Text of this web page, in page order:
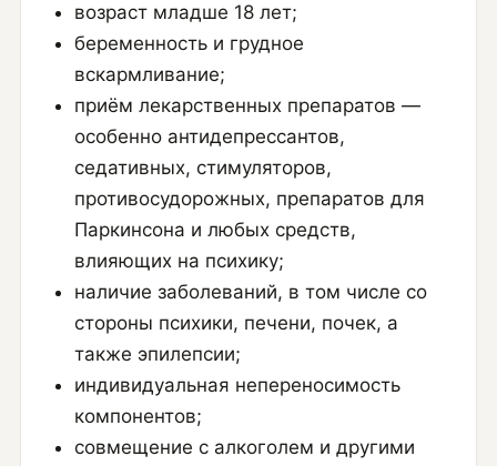
возраст младше 18 лет;
беременность и грудное
вскармливание;
приём лекарственных препаратов —
особенно антидепрессантов,
седативных, стимуляторов,
противосудорожных, препаратов для
Паркинсона и любых средств,
влияющих на психику;
наличие заболеваний, в том числе со
стороны психики, печени, почек, а
также эпилепсии;
индивидуальная непереносимость
компонентов;
совмещение с алкоголем и другими